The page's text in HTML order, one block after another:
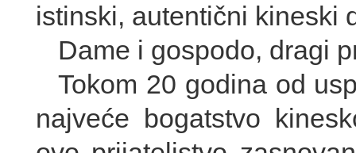
istinski, autentični kineski
Dame i gospodo, dragi
Tokom 20 godina od
najveće bogatstvo